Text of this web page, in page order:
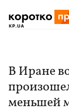
В Иране
меньшей